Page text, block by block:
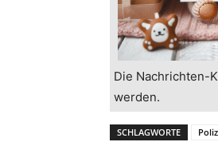
Die Nachrichten-
werden.
SCHLAGWORTE